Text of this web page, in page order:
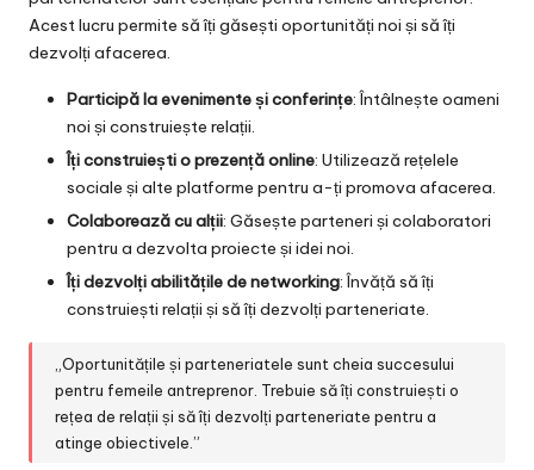
Acest lucru permite să îți găsești oportunități noi și să îți
dezvolți afacerea.
Participă la evenimente și conferințe: Întâlnește oameni
noi și construiește relații.
Îți construiești o prezență online: Utilizează rețelele
sociale și alte platforme pentru a-ți promova afacerea.
Colaborează cu alții: Găsește parteneri și colaboratori
pentru a dezvolta proiecte și idei noi.
Îți dezvolți abilitățile de networking: Învăță să îți
construiești relații și să îți dezvolți parteneriate.
„Oportunitățile și parteneriatele sunt cheia succesului
pentru femeile antreprenor. Trebuie să îți construiești o
rețea de relații și să îți dezvolți parteneriate pentru a
atinge obiectivele.”